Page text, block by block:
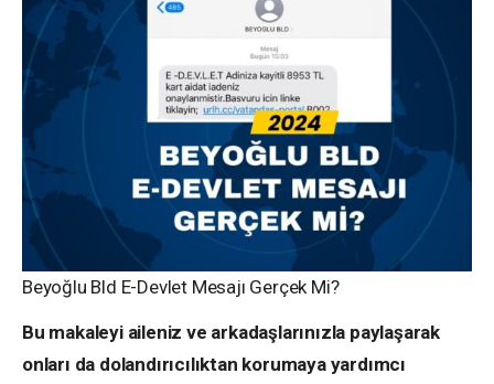
Beyoğlu Bld E-Devlet Mesajı Gerçek Mi?
Bu makaleyi aileniz ve arkadaşlarınızla paylaşarak
onları da dolandırıcılıktan korumaya yardımcı